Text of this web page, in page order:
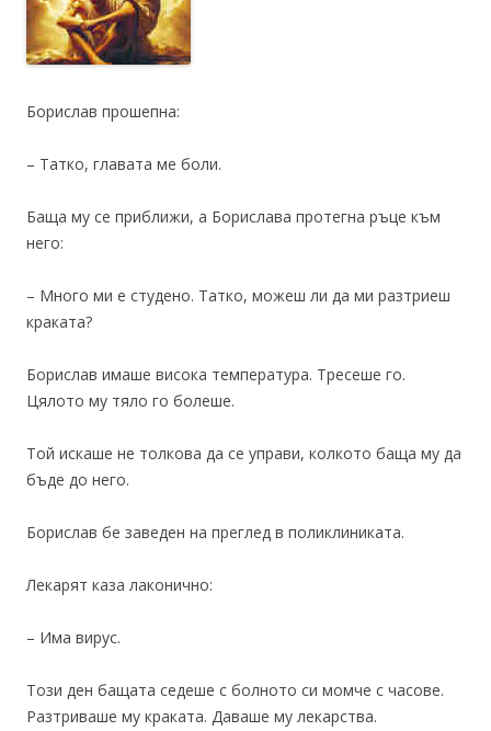
Борислав прошепна:
– Татко, главата ме боли.
Баща му се приближи, а Борислава протегна ръце към
него:
– Много ми е студено. Татко, можеш ли да ми разтриеш
краката?
Борислав имаше висока температура. Тресеше го.
Цялото му тяло го болеше.
Той искаше не толкова да се управи, колкото баща му да
бъде до него.
Борислав бе заведен на преглед в поликлиниката.
Лекарят каза лаконично:
– Има вирус.
Този ден бащата седеше с болното си момче с часове.
Разтриваше му краката. Даваше му лекарства.